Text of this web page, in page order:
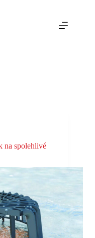
na spolehlivé